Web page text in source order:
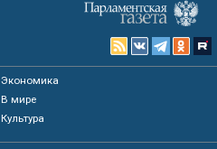
Экономика
В мире
Культура